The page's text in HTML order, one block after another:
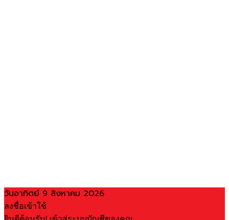
วันอาทิตย์ 9 สิงหาคม 2026
ลงชื่อเข้าใช้